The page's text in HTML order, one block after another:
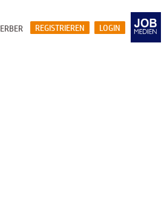
LOGIN
REGISTRIEREN